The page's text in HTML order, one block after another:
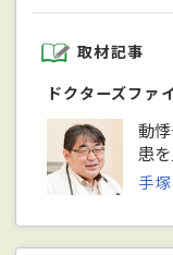
取材記事
ドクターズファ
動
患
手